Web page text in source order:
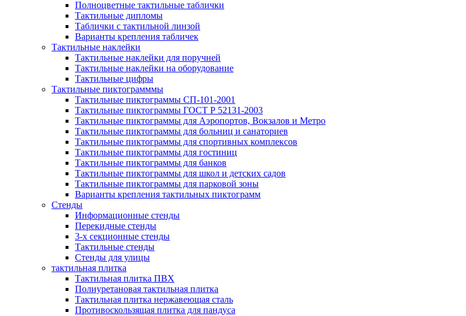
Полноцветные тактильные таблички
Тактильные дипломы
Таблички с тактильной линзой
Варианты крепления табличек
Тактильные наклейки
Тактильные наклейки для поручней
Тактильные наклейки на оборудование
Тактильные цифры
Тактильные пиктограмммы
Тактильные пиктограммы СП-101-2001
Тактильные пиктограммы ГОСТ Р 52131-2003
Тактильные пиктограммы для Аэропортов, Вокзалов и Метро
Тактильные пиктограммы для больниц и санаториев
Тактильные пиктограммы для спортивных комплексов
Тактильные пиктограммы для гостиниц
Тактильные пиктограммы для банков
Тактильные пиктограммы для школ и детских садов
Тактильные пиктограммы для парковой зоны
Варианты крепления тактильных пиктограмм
Стенды
Информационные стенды
Перекидные стенды
3-х секционные стенды
Тактильные стенды
Стенды для улицы
тактильная плитка
Тактильная плитка ПВХ
Полиуретановая тактильная плитка
Тактильная плитка нержавеющая сталь
Противоскользящая плитка для пандуса